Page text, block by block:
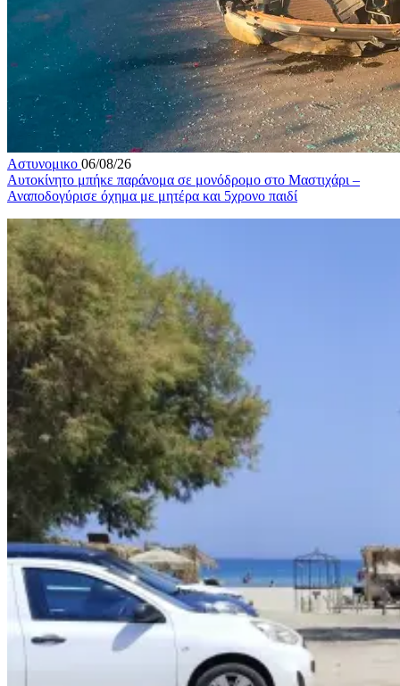
Αστυνομικο 06/08/26
Αυτοκίνητο μπήκε παράνομα σε μονόδρομο στο Μαστιχάρι –
Αναποδογύρισε όχημα με μητέρα και 5χρονο παιδί